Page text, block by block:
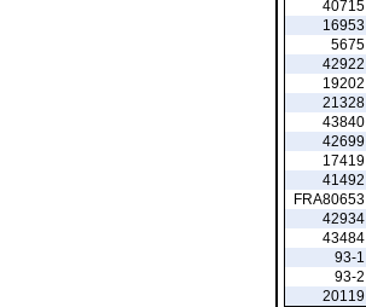
40715
16953
5675
42922
19202
21328
43840
42699
17419
41492
FRA80653
42934
43484
93-1
93-2
20119